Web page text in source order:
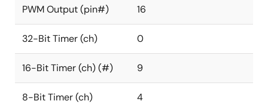
PWM Output (pin#) 16
32-Bit Timer (ch) 0
16-Bit Timer (ch) (#) 9
8-Bit Timer (ch) 4